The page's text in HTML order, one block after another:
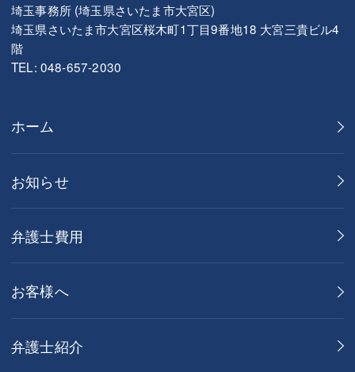
埼玉事務所 (埼玉県さいたま市大宮区)
埼玉県さいたま市大宮区桜木町1丁目9番地18 大宮三貴ビル4
階
TEL: 048-657-2030
ホーム
お知らせ
弁護士費用
お客様へ
弁護士紹介